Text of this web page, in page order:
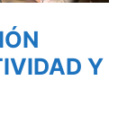
Y